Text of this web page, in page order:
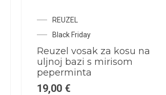
REUZEL
Black Friday
Reuzel vosak za kosu na
uljnoj bazi s mirisom
peperminta
19,00 €